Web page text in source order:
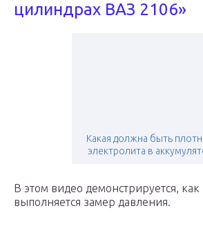
цилиндрах ВАЗ 2106»
Какая должна быть
электролита в
В этом видео демонстрируется,
выполняется замер давления.